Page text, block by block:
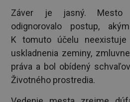
Záver je jasný. Mesto
odignorovalo postup,
K tomuto účelu neexistuje
uskladnenia zeminy,
práva a bol obídený
Životného prostredia.